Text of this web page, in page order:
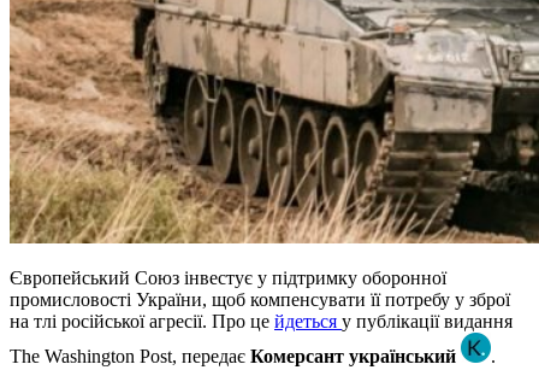
Європейський Союз інвестує у підтримку оборонної
промисловості України, щоб компенсувати її потребу у зброї
на тлі російської агресії. Про це йдеться у публікації видання
The Washington Post, передає Комерсант український
.